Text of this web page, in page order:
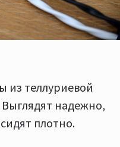
из теллуриевой
надежно,
плотно.